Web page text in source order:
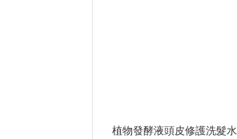
植物發酵液頭皮修護洗髮水